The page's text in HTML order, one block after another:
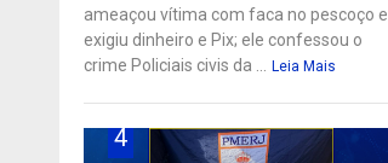
ameaçou vítima com faca no pescoço e
exigiu dinheiro e Pix; ele confessou o
crime Policiais civis da ...
Leia Mais
4